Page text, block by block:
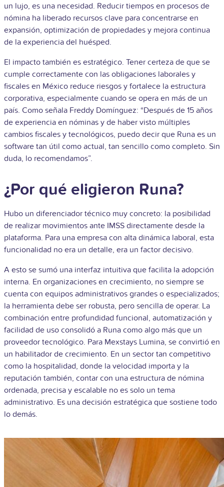
un lujo, es una necesidad. Reducir tiempos en procesos de
nómina ha liberado recursos clave para concentrarse en
expansión, optimización de propiedades y mejora continua
de la experiencia del huésped.
El impacto también es estratégico. Tener certeza de que se
cumple correctamente con las obligaciones laborales y
fiscales en México reduce riesgos y fortalece la estructura
corporativa, especialmente cuando se opera en más de un
país. Como señala Freddy Domínguez: “Después de 15 años
de experiencia en nóminas y de haber visto múltiples
cambios fiscales y tecnológicos, puedo decir que Runa es un
software tan útil como actual, tan sencillo como completo. Sin
duda, lo recomendamos”.
¿Por qué eligieron Runa?
Hubo un diferenciador técnico muy concreto: la posibilidad
de realizar movimientos ante IMSS directamente desde la
plataforma. Para una empresa con alta dinámica laboral, esta
funcionalidad no era un detalle, era un factor decisivo.
A esto se sumó una interfaz intuitiva que facilita la adopción
interna. En organizaciones en crecimiento, no siempre se
cuenta con equipos administrativos grandes o especializados;
la herramienta debe ser robusta, pero sencilla de operar. La
combinación entre profundidad funcional, automatización y
facilidad de uso consolidó a Runa como algo más que un
proveedor tecnológico. Para Mexstays Lumina, se convirtió en
un habilitador de crecimiento. En un sector tan competitivo
como la hospitalidad, donde la velocidad importa y la
reputación también, contar con una estructura de nómina
ordenada, precisa y escalable no es solo un tema
administrativo. Es una decisión estratégica que sostiene todo
lo demás.